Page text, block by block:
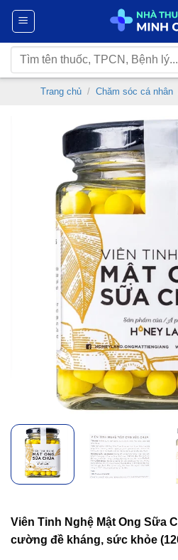
Chuyển
nội
dung
Tìm
kiếm:
Trang chủ / Chăm sóc cá nhân
Viên Tinh Nghệ Mật Ong Sữa
cường đề kháng, sức khỏe